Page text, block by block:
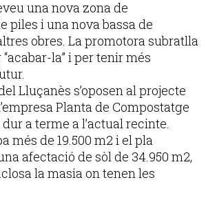
una nova zona de
piles i una nova bassa de
obres. La promotora subratlla
la” i per tenir més
Lluçanès s’oposen al projecte
Planta de Compostatge
a terme a l’actual recinte.
més de 19.500 m2 i el pla
afectació de sòl de 34.950 m2,
la masia on tenen les